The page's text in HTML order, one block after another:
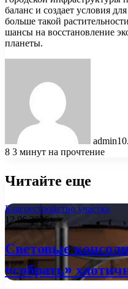
баланс и создает условия
больше такой
шансы на восстановление
планеты.
admin
8 3 минут на прочтение
Читайте еще
Благоустройство участка
12.06.2026
Световые
«собрать»